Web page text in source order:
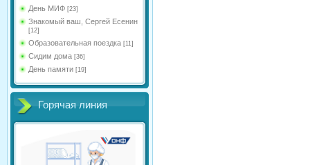
День МИФ [23]
Знакомый ваш, Сергей Есенин
[12]
Образовательная поездка [11]
Сидим дома [36]
День памяти [19]
Горячая линия